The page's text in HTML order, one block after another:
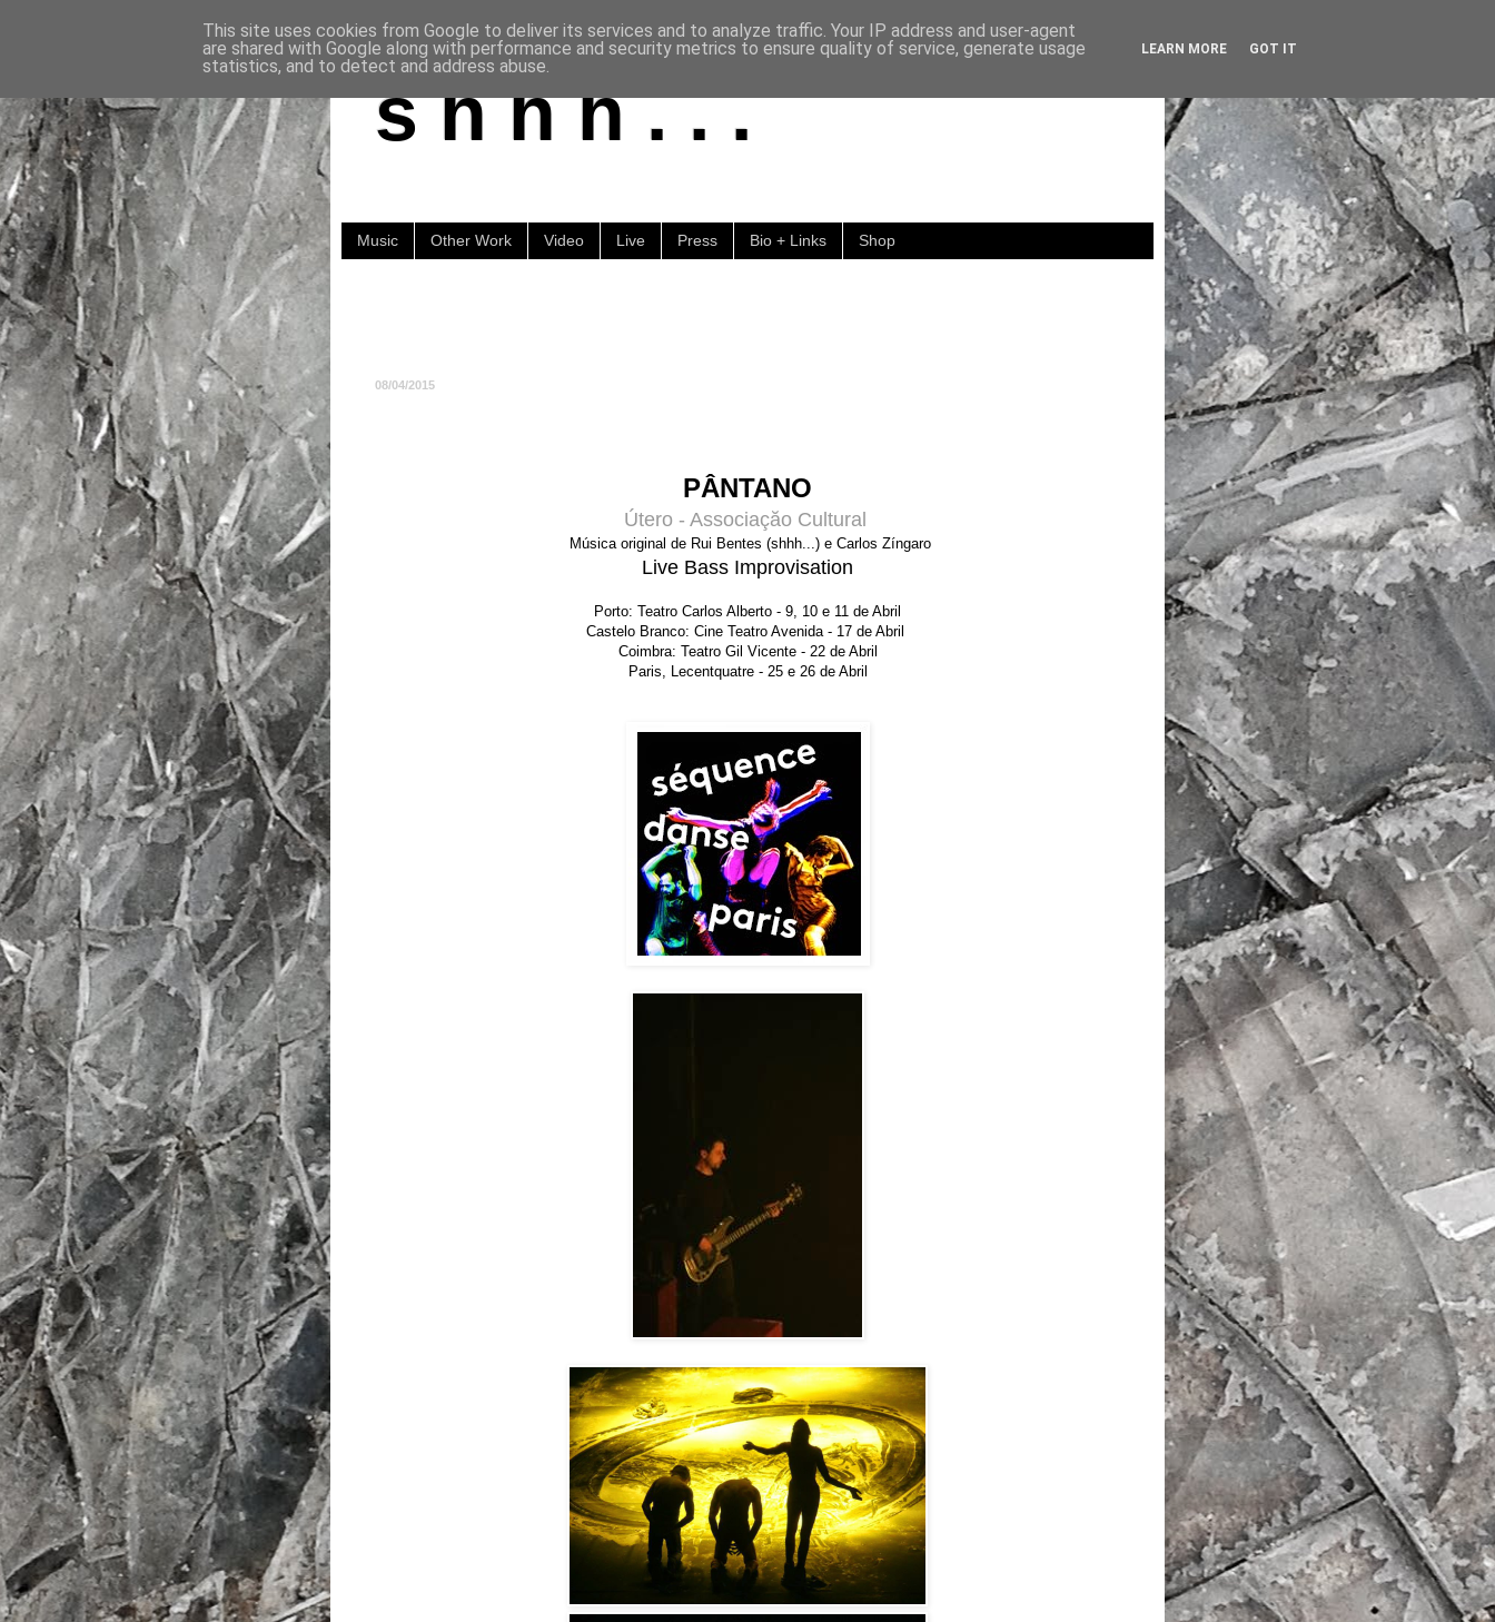
s h h h . . .
Music Other Work Video Live Press Bio + Links Shop
08/04/2015
PÂNTANO
Útero - Associaçăo Cultural
Música original de Rui Bentes (shhh...) e Carlos Zíngaro
Live Bass Improvisation
Porto: Teatro Carlos Alberto - 9, 10 e 11 de Abril
Castelo Branco: Cine Teatro Avenida - 17 de Abril
Coimbra: Teatro Gil Vicente - 22 de Abril
Paris, Lecentquatre - 25 e 26 de Abril
This site uses cookies from Google to deliver its services and to analyze traffic. Your IP address and user-agent
are shared with Google along with performance and security metrics to ensure quality of service, generate usage
statistics, and to detect and address abuse.
LEARN MORE GOT IT